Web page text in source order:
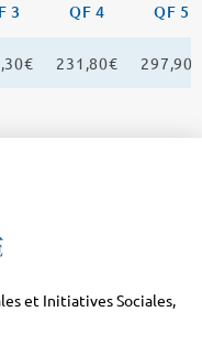
3 QF 4 QF 5
231,80€ 297,90€
et Initiatives Sociales,